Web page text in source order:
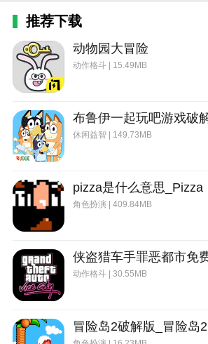
版无限金币下载)
野外生存的世界游戏攻略综合篇(模拟野外生
推荐下载
动物园大冒险
动作格斗 | 15.49MB
休闲益智 | 149.73MB
pizza是什么意思_Pizza
角色扮演 | 409.84MB
动作格斗 | 30.55MB
冒险岛2破解版_冒险岛2